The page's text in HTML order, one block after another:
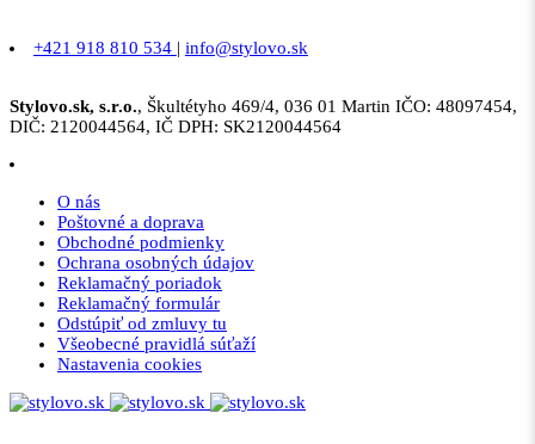
+421 918 810 534 | info@stylovo.sk
Stylovo.sk, s.r.o., Škultétyho 469/4, 036 01 Martin IČO: 48097454,
DIČ: 2120044564, IČ DPH: SK2120044564
O nás
Poštovné a doprava
Obchodné podmienky
Ochrana osobných údajov
Reklamačný poriadok
Reklamačný formulár
Odstúpiť od zmluvy tu
Všeobecné pravidlá súťaží
Nastavenia cookies